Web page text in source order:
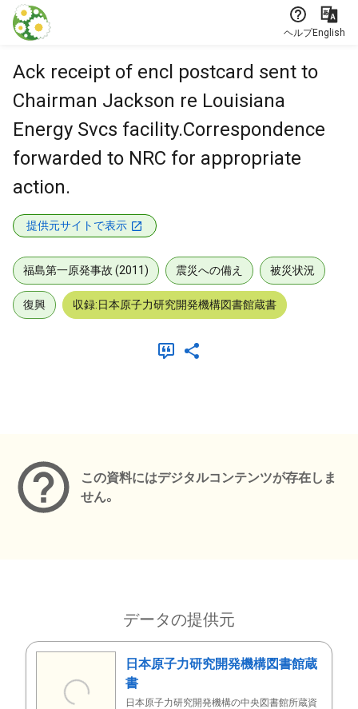
本文に飛ぶ
ヘルプEnglish
Ack receipt of encl postcard sent to
Chairman Jackson re Louisiana
Energy Svcs facility.Correspondence
forwarded to NRC for appropriate
action.
提供元サイトで表示
福島第一原発事故 (2011) 震災への備え 被災状況
復興 収録:日本原子力研究開発機構図書館蔵書
この資料にはデジタルコンテンツが存在しま
せん。
データの提供元
日本原子力研究開発機構図書館蔵
書
日本原子力研究開発機構の中央図書館所蔵資